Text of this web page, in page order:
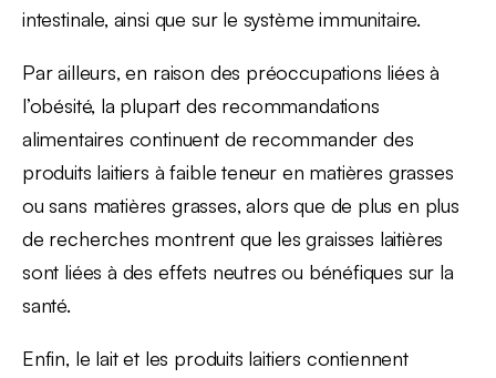
intestinale, ainsi que sur le système immunitaire.
Par ailleurs, en raison des préoccupations liées à
l’obésité, la plupart des recommandations
alimentaires continuent de recommander des
produits laitiers à faible teneur en matières grasses
ou sans matières grasses, alors que de plus en plus
de recherches montrent que les graisses laitières
sont liées à des effets neutres ou bénéfiques sur la
santé.
Enfin, le lait et les produits laitiers contiennent